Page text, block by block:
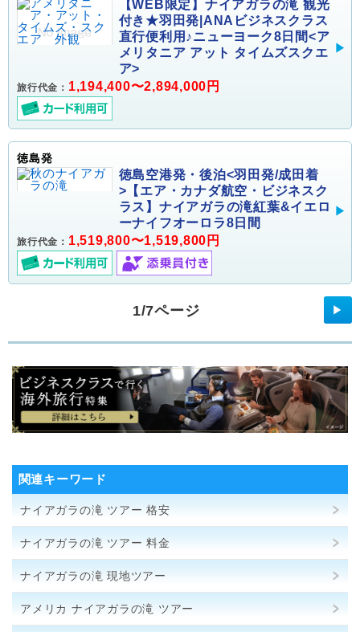
【WEB限定】ナイアガラの滝 観光
付き★羽田発|ANAビジネスクラス
直行便利用♪ニューヨーク8日間<ア
メリタニア アット タイムズスクエ
ア>
旅行代金： 1,194,400〜2,894,000円
徳島発
徳島空港発・後泊<羽田発/成田着
>【エア・カナダ航空・ビジネスク
ラス】ナイアガラの滝紅葉&イエロ
ーナイフオーロラ8日間
旅行代金： 1,519,800〜1,519,800円
1/7ページ ▶
関連キーワード
ナイアガラの滝 ツアー 格安
ナイアガラの滝 ツアー 料金
ナイアガラの滝 現地ツアー
アメリカ ナイアガラの滝 ツアー